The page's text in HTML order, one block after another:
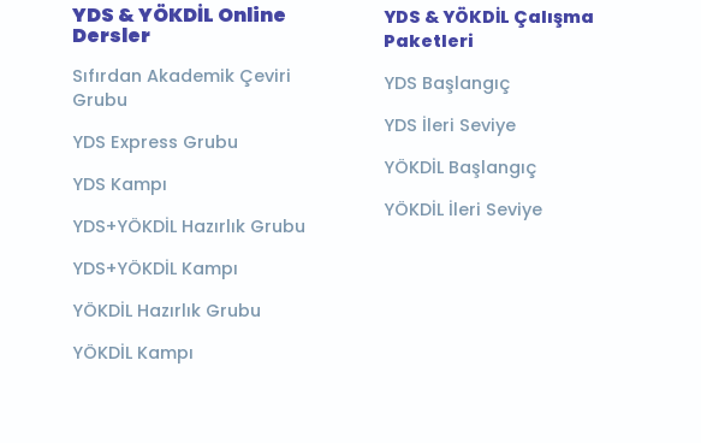
YDS & YÖKDİL Online
Dersler
Sıfırdan Akademik Çeviri
Grubu
YDS Express Grubu
YDS Kampı
YDS+YÖKDİL Hazırlık Grubu
YDS+YÖKDİL Kampı
YÖKDİL Hazırlık Grubu
YÖKDİL Kampı
YDS & YÖKDİL Çalışma
Paketleri
YDS Başlangıç
YDS İleri Seviye
YÖKDİL Başlangıç
YÖKDİL İleri Seviye